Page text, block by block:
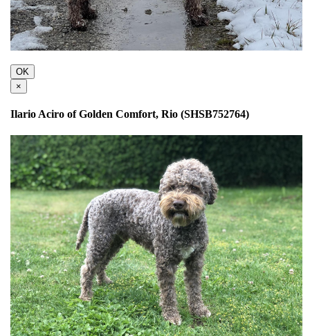
OK
×
Ilario Aciro of Golden Comfort, Rio (SHSB752764)